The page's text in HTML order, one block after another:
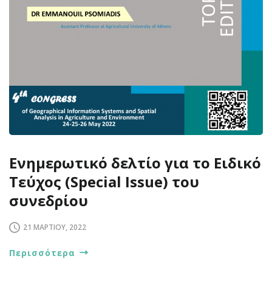
Ενημερωτικό δελτίο για το Ειδικό
Τεύχος (Special Issue) του
συνεδρίου
21 ΜΑΡΤΊΟΥ, 2022
Περισσότερα